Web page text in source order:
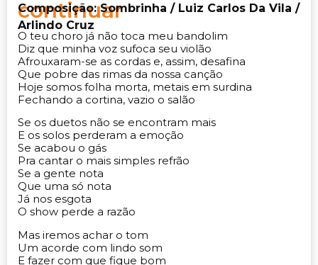
continuar
Composição: Sombrinha / Luiz Carlos Da Vila /
Arlindo Cruz
O teu choro já não toca meu bandolim
Diz que minha voz sufoca seu violão
Afrouxaram-se as cordas e, assim, desafina
Que pobre das rimas da nossa canção
Hoje somos folha morta, metais em surdina
Fechando a cortina, vazio o salão
Se os duetos não se encontram mais
E os solos perderam a emoção
Se acabou o gás
Pra cantar o mais simples refrão
Se a gente nota
Que uma só nota
Já nos esgota
O show perde a razão
Mas iremos achar o tom
Um acorde com lindo som
E fazer com que fique bom